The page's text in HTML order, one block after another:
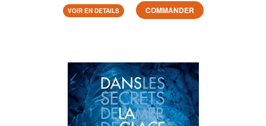
VOIR EN DETAILS COMMANDER